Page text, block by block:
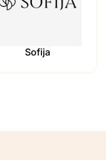
Billieblush